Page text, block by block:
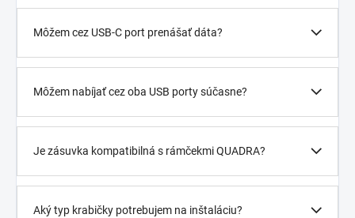
Môžem cez USB-C port prenášať dáta?
Môžem nabíjať cez oba USB porty súčasne?
Je zásuvka kompatibilná s rámčekmi QUADRA?
Aký typ krabičky potrebujem na inštaláciu?